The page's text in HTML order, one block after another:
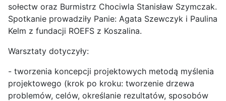
sołectw oraz Burmistrz Chociwla Stanisław Szymczak.
Spotkanie prowadziły Panie: Agata Szewczyk i Paulina
Kelm z fundacji ROEFS z Koszalina.
Warsztaty dotyczyły:
- tworzenia koncepcji projektowych metodą myślenia
projektowego (krok po kroku: tworzenie drzewa
problemów, celów, określanie rezultatów, sposobów